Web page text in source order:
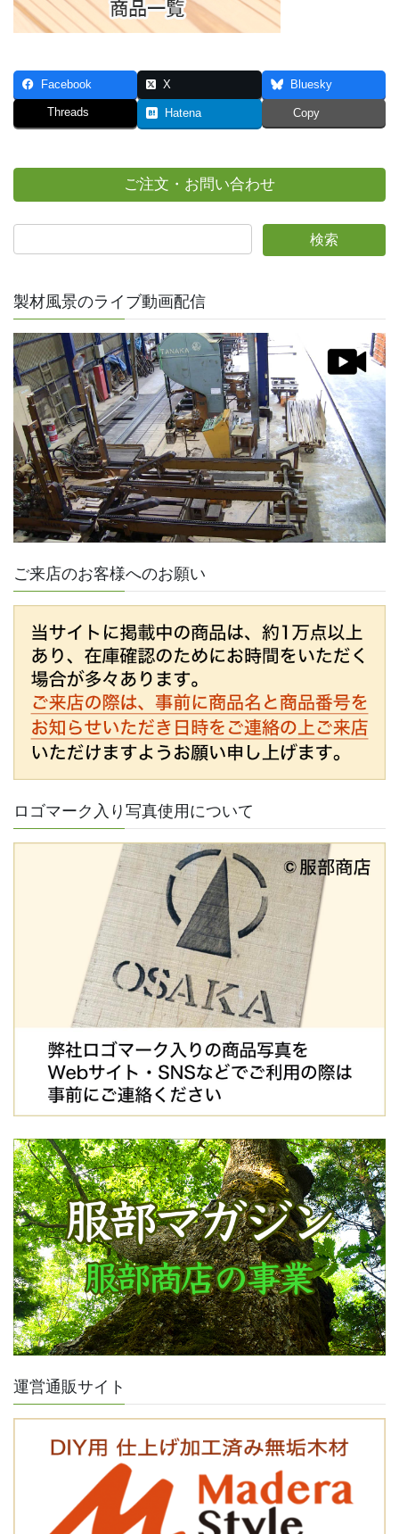
Facebook X Bluesky
Threads Hatena Copy
ご注文・お問い合わせ
製材風景のライブ動画配信
ご来店のお客様へのお願い
ロゴマーク入り写真使用について
運営通販サイト